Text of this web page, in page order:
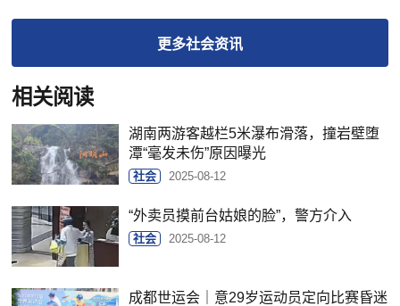
更多社会资讯
相关阅读
湖南两游客越栏5米瀑布滑落，撞岩壁堕
潭“毫发未伤”原因曝光
社会 2025-08-12
“外卖员摸前台姑娘的脸”，警方介入
社会 2025-08-12
成都世运会｜意29岁运动员定向比赛昏迷